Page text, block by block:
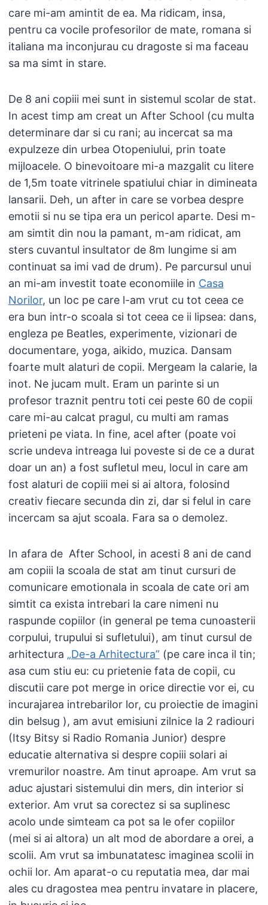
care mi-am amintit de ea. Ma ridicam, insa,
pentru ca vocile profesorilor de mate, romana si
italiana ma inconjurau cu dragoste si ma faceau
sa ma simt in stare.
De 8 ani copiii mei sunt in sistemul scolar de stat.
In acest timp am creat un After School (cu multa
determinare dar si cu rani; au incercat sa ma
expulzeze din urbea Otopeniului, prin toate
mijloacele. O binevoitoare mi-a mazgalit cu litere
de 1,5m toate vitrinele spatiului chiar in dimineata
lansarii. Deh, un after in care se vorbea despre
emotii si nu se tipa era un pericol aparte. Desi m-
am simtit din nou la pamant, m-am ridicat, am
sters cuvantul insultator de 8m lungime si am
continuat sa imi vad de drum). Pe parcursul unui
an mi-am investit toate economiile in Casa
Norilor, un loc pe care l-am vrut cu tot ceea ce
era bun intr-o scoala si tot ceea ce ii lipsea: dans,
engleza pe Beatles, experimente, vizionari de
documentare, yoga, aikido, muzica. Dansam
foarte mult alaturi de copii. Mergeam la calarie, la
inot. Ne jucam mult. Eram un parinte si un
profesor traznit pentru toti cei peste 60 de copii
care mi-au calcat pragul, cu multi am ramas
prieteni pe viata. In fine, acel after (poate voi
scrie undeva intreaga lui poveste si de ce a durat
doar un an) a fost sufletul meu, locul in care am
fost alaturi de copiii mei si ai altora, folosind
creativ fiecare secunda din zi, dar si felul in care
incercam sa ajut scoala. Fara sa o demolez.
In afara de After School, in acesti 8 ani de cand
am copiii la scoala de stat am tinut cursuri de
comunicare emotionala in scoala de cate ori am
simtit ca exista intrebari la care nimeni nu
raspunde copiilor (in general pe tema cunoasterii
corpului, trupului si sufletului), am tinut cursul de
arhitectura „De-a Arhitectura” (pe care inca il tin;
asa cum stiu eu: cu prietenie fata de copii, cu
discutii care pot merge in orice directie vor ei, cu
incurajarea intrebarilor lor, cu proiectie de imagini
din belsug ), am avut emisiuni zilnice la 2 radiouri
(Itsy Bitsy si Radio Romania Junior) despre
educatie alternativa si despre copiii solari ai
vremurilor noastre. Am tinut aproape. Am vrut sa
aduc ajustari sistemului din mers, din interior si
exterior. Am vrut sa corectez si sa suplinesc
acolo unde simteam ca pot sa le ofer copiilor
(mei si ai altora) un alt mod de abordare a orei, a
scolii. Am vrut sa imbunatatesc imaginea scolii in
ochii lor. Am aparat-o cu reputatia mea, dar mai
ales cu dragostea mea pentru invatare in placere,